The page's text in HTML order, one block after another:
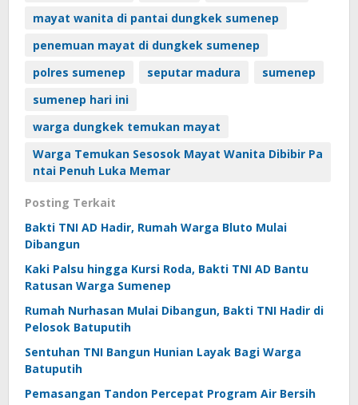
mayat wanita di pantai dungkek sumenep
penemuan mayat di dungkek sumenep
polres sumenep
seputar madura
sumenep
sumenep hari ini
warga dungkek temukan mayat
Warga Temukan Sesosok Mayat Wanita Dibibir Pa
ntai Penuh Luka Memar
Posting Terkait
Bakti TNI AD Hadir, Rumah Warga Bluto Mulai
Dibangun
Kaki Palsu hingga Kursi Roda, Bakti TNI AD Bantu
Ratusan Warga Sumenep
Rumah Nurhasan Mulai Dibangun, Bakti TNI Hadir di
Pelosok Batuputih
Sentuhan TNI Bangun Hunian Layak Bagi Warga
Batuputih
Pemasangan Tandon Percepat Program Air Bersih